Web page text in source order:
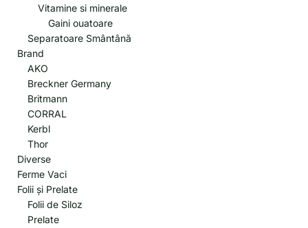
Vitamine si minerale
Gaini ouatoare
Separatoare Smântână
Brand
AKO
Breckner Germany
Britmann
CORRAL
Kerbl
Thor
Diverse
Ferme Vaci
Folii și Prelate
Folii de Siloz
Prelate